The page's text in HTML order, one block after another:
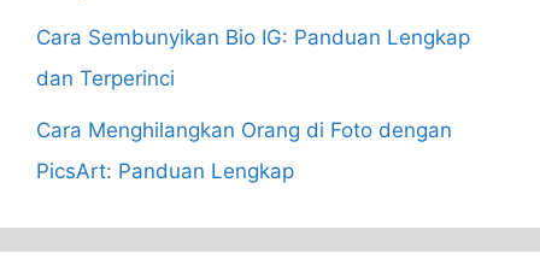
Cara Sembunyikan Bio IG: Panduan Lengkap
dan Terperinci
Cara Menghilangkan Orang di Foto dengan
PicsArt: Panduan Lengkap